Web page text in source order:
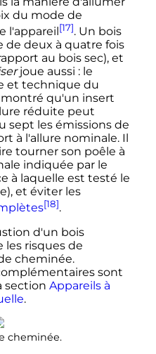
du mode de
l'appareil[17]. Un bois
deux à quatre fois
au bois sec), et
joue aussi : le
et technique du
montré qu'un insert
réduite peut
sept les émissions de
à l'allure nominale. Il
tourner son poêle à
indiquée par le
à laquelle est testé le
et éviter les
[18].
d'un bois
risques de
cheminée.
sont
section Appareils à
.
cheminée.